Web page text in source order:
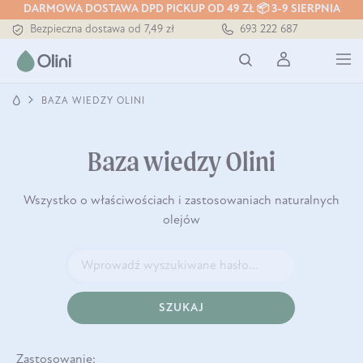
DARMOWA DOSTAWA DPD PICKUP OD 49 ZŁ 📦 3-9 SIERPNIA
Bezpieczna dostawa od 7,49 zł
Darmowa dostawa od 199 zł
693 222 687
BAZA WIEDZY OLINI
Baza wiedzy Olini
Wszystko o właściwościach i zastosowaniach naturalnych
olejów
SZUKAJ
Zastosowanie: